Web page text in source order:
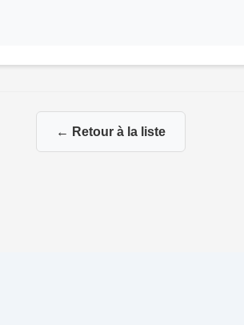
← Retour à la liste